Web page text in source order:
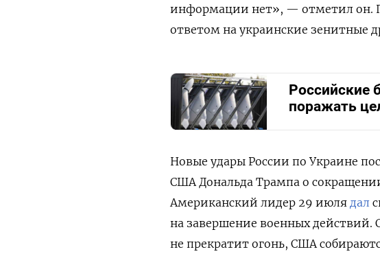
информации нет», — отметил он.
ответом на украинские зенитные
Российские
поражать
Новые удары России по Украине
США Дональда Трампа о
Американский лидер 29 июля дал
на завершение военных действий.
не прекратит огонь, США